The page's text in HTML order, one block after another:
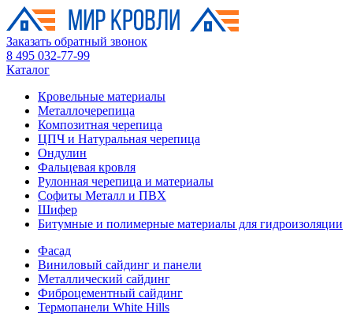
Заказать обратный звонок
8 495 032-77-99
Каталог
Кровельные материалы
Металлочерепица
Композитная черепица
ЦПЧ и Натуральная черепица
Ондулин
Фальцевая кровля
Рулонная черепица и материалы
Софиты Металл и ПВХ
Шифер
Битумные и полимерные материалы для гидроизоляции
Фасад
Виниловый сайдинг и панели
Металлический сайдинг
Фиброцементный сайдинг
Термопанели White Hills